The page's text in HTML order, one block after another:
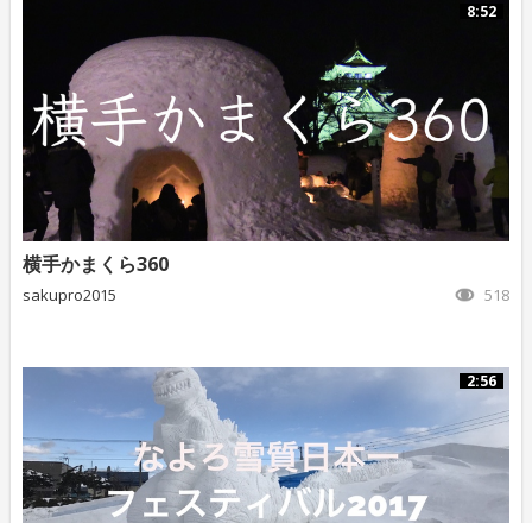
8:52
横手かまくら360
sakupro2015 518
2:56